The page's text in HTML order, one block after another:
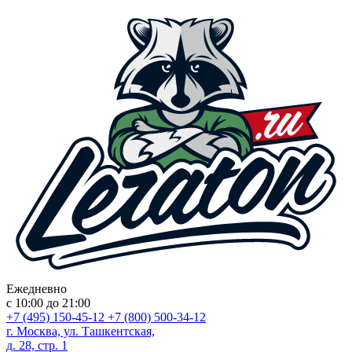
Ежедневно
с 10:00 до 21:00
+7 (495) 150-45-12 +7 (800) 500-34-12
г. Москва, ул. Ташкентская,
д. 28, стр. 1